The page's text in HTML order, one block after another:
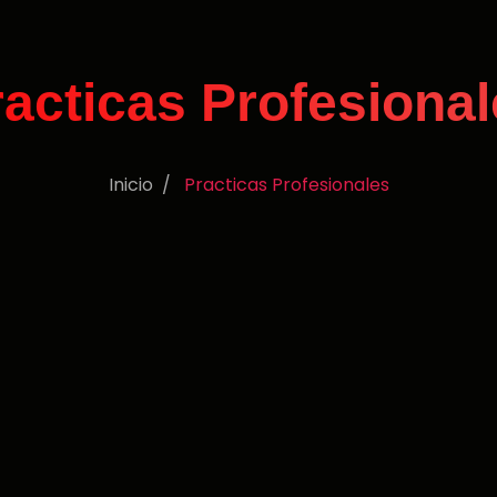
Inicio Practicas Profesionales